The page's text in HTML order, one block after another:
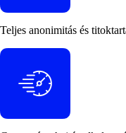
Teljes anonimitás és